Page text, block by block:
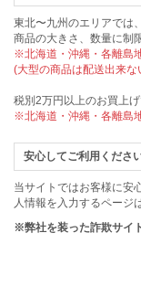
東北〜九州のエリアでは
商品の大きさ、数量に制
※北海道・沖縄・各離島
(大型の商品は配送出来
税別2万円以上のお買上
※北海道・沖縄・各離島
安心してご利用くださ
当サイトではお客様に安
人情報を入力するページ
※弊社を装った詐欺サイ